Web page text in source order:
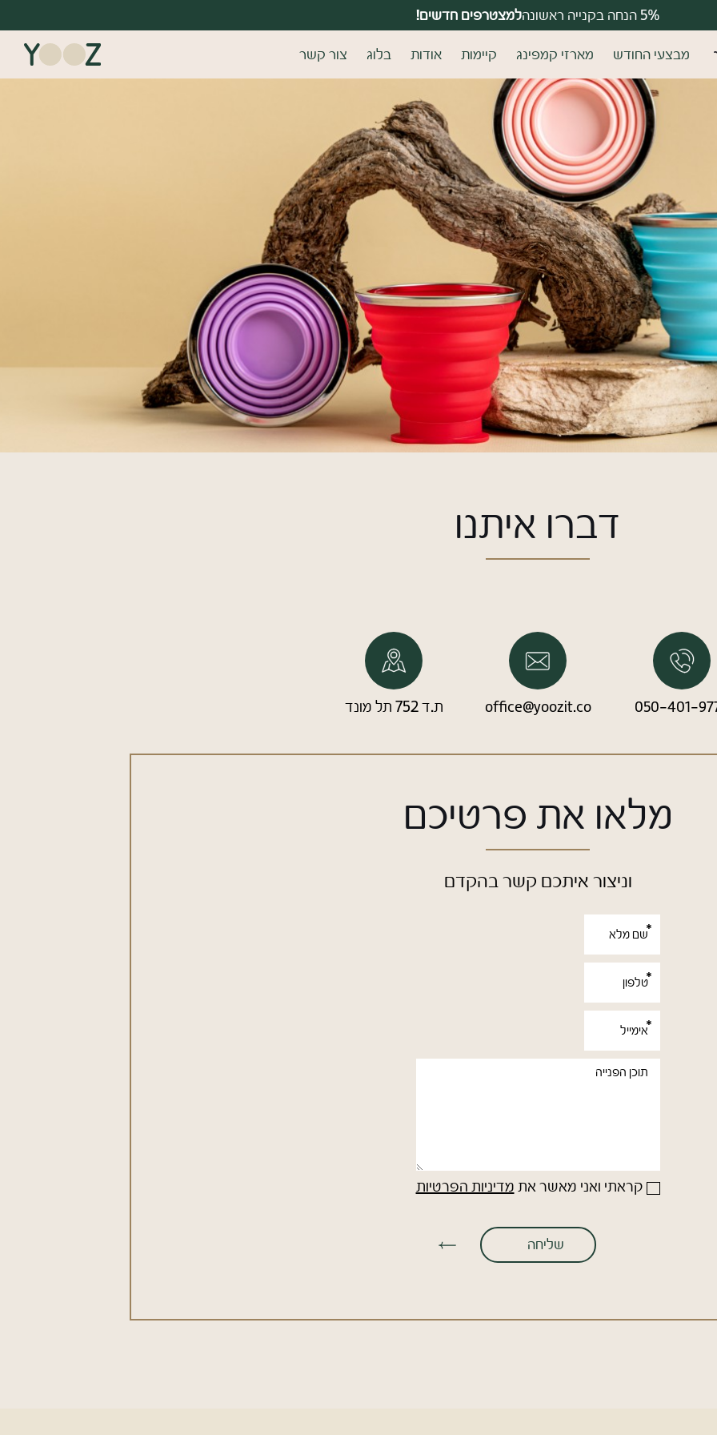
משלוחים חינם בקנייה מעל 399 ₪ 5% הנחה בקנייה ראשונה למצטרפים חדשים!
מבצעי החודש מארזי קמפינג קיימות אודות בלוג צור קשר
שכחתי סיסמה
משתמש חדש/אורח
דאגנו לכם ליצירת חשבון קלה ומהירה במיוחד. המשיכו למילוי
פרטיכם ותוכלו ליהנות מהיתרונות של משתמש רשום כבר עכשיו.
להרשמה
דברו איתנו
050-401-
office@yoozit.co ת.ד 752 תל מונד
מלאו את פרטיכם
וניצור איתכם קשר בהקדם
אנא
מלאו
את
טופס
מלאו
את
פרטיכם
קראתי ואני מאשר את מדיניות הפרטיות